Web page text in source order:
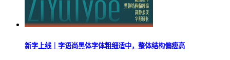
新字上线｜字语尚黑体字体粗细适中，整体结构偏瘦高